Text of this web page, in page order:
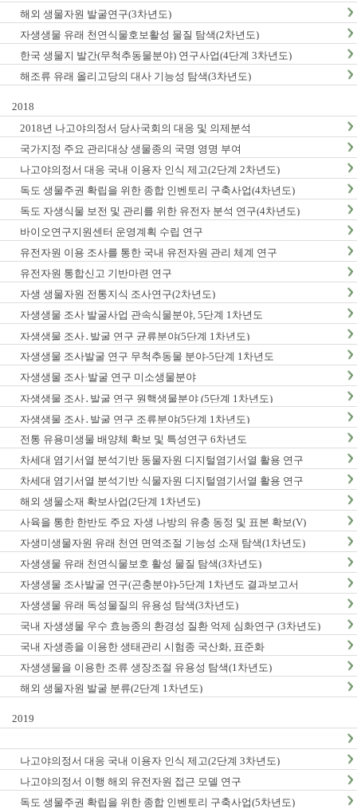
해외 생물자원 발굴연구(3차년도)
자생생물 유래 천연식물호보활성 물질 탐색(2차년도)
한국 생물지 발간(무척추동물분야) 연구사업(4단계 3차년도)
해조류 유래 올리고당의 대사 기능성 탐색(3차년도)
2018
2018년 나고야의정서 당사국회의 대응 및 의제분석
국가지정 주요 관리대상 생물종의 국명 영명 부여
나고야의정서 대응 국내 이용자 인식 제고(2단계 2차년도)
독도 생물주권 확립을 위한 종합 인벤토리 구축사업(4차년도)
독도 자생식물 보전 및 관리를 위한 유전자 분석 연구(4차년도)
바이오연구지원센터 운영계획 수립 연구
유전자원 이용 조사를 통한 국내 유전자원 관리 체계 연구
유전자원 통합신고 기반마련 연구
자생 생물자원 전통지식 조사연구(2차년도)
자생생물 조사 발굴사업 관속식물분야, 5단계 1차년도
자생생물 조사․발굴 연구 균류분야(5단계 1차년도)
자생생물 조사발굴 연구 무척추동물 분야-5단계 1차년도
자생생물 조사·발굴 연구 미소생물분야
자생생물 조사․발굴 연구 원핵생물분야 (5단계 1차년도)
자생생물 조사․발굴 연구 조류분야(5단계 1차년도)
전통 유용미생물 배양체 확보 및 특성연구 6차년도
차세대 염기서열 분석기반 동물자원 디지털염기서열 활용 연구
차세대 염기서열 분석기반 식물자원 디지털염기서열 활용 연구
해외 생물소재 확보사업(2단계 1차년도)
사육을 통한 한반도 주요 자생 나방의 유충 동정 및 표본 확보(V)
자생미생물자원 유래 천연 면역조절 기능성 소재 탐색(1차년도)
자생생물 유래 천연식물보호 활성 물질 탐색(3차년도)
자생생물 조사발굴 연구(곤충분야)-5단계 1차년도 결과보고서
자생생물 유래 독성물질의 유용성 탐색(3차년도)
국내 자생생물 우수 효능종의 환경성 질환 억제 심화연구 (3차년도)
국내 자생종을 이용한 생태관리 시험종 국산화, 표준화
자생생물을 이용한 조류 생장조절 유용성 탐색(1차년도)
해외 생물자원 발굴 분류(2단계 1차년도)
2019
나고야의정서 대응 국내 이용자 인식 제고(2단계 3차년도)
나고야의정서 이행 해외 유전자원 접근 모델 연구
독도 생물주권 확립을 위한 종합 인벤토리 구축사업(5차년도)